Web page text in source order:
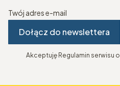
Twój adres e-mail
Dołącz do newslettera
Akceptuję Regulamin serwisu